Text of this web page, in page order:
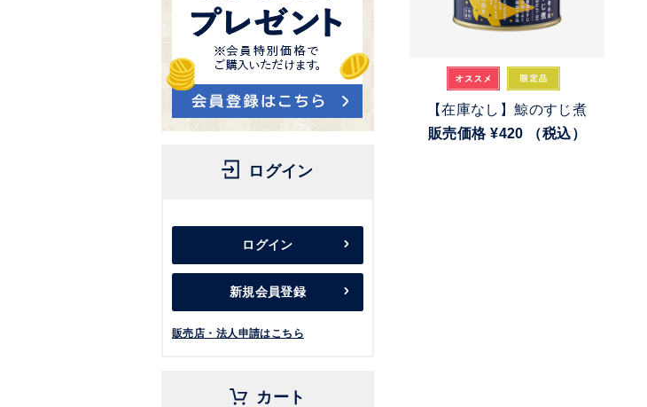
【在庫なし】鯨のすじ煮
販売価格¥420 （税込）
ログイン
ログイン
新規会員登録
販売店・法人申請はこちら
カート